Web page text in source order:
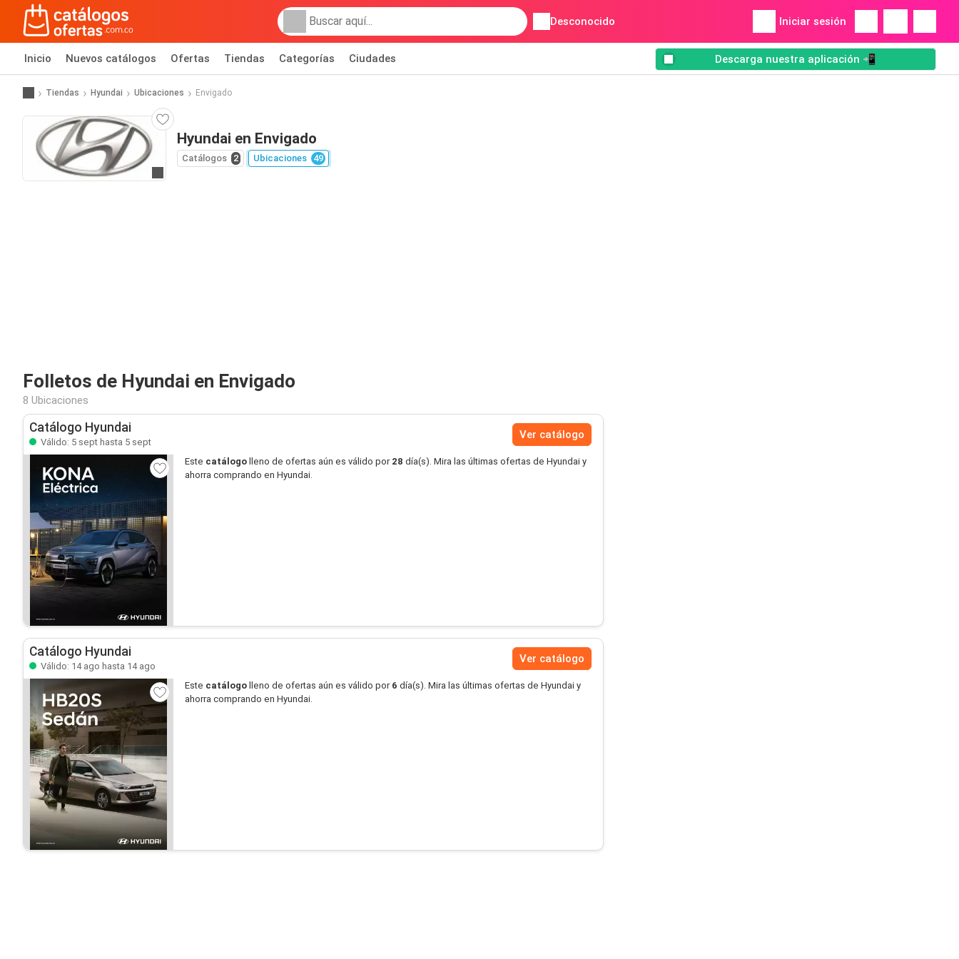
Desconocido Iniciar sesión
Inicio Nuevos catálogos Ofertas Tiendas Categorías Ciudades Descarga nuestra aplicación 📲
Tiendas Hyundai Ubicaciones Envigado
Hyundai en Envigado
Catálogos 2 Ubicaciones 49
Folletos de Hyundai en Envigado
8 Ubicaciones
Catálogo Hyundai
Válido: 5 sept hasta 5 sept
Ver catálogo
Este catálogo lleno de ofertas aún es válido por 28 día(s). Mira las últimas ofertas de Hyundai y
ahorra comprando en Hyundai.
Catálogo Hyundai
Válido: 14 ago hasta 14 ago
Ver catálogo
Este catálogo lleno de ofertas aún es válido por 6 día(s). Mira las últimas ofertas de Hyundai y
ahorra comprando en Hyundai.